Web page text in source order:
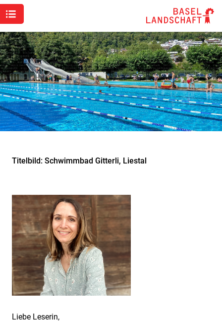
Titelbild: Schwimmbad Gitterli, Liestal
Liebe Leserin,